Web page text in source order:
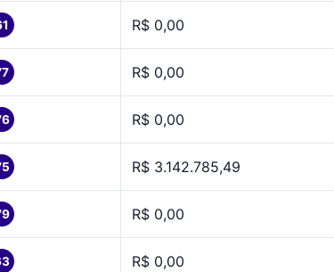
R$ 0,00
R$ 0,00
R$ 0,00
R$ 3.142.785,49
R$ 0,00
R$ 0,00